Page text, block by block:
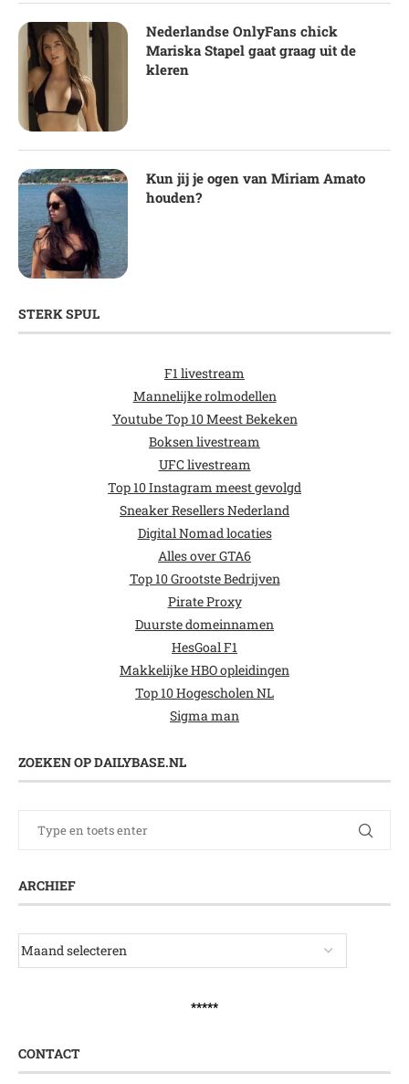
Nederlandse OnlyFans chick
Mariska Stapel gaat graag uit de
kleren
Kun jij je ogen van Miriam Amato
houden?
STERK SPUL
F1 livestream
Mannelijke rolmodellen
Youtube Top 10 Meest Bekeken
Boksen livestream
UFC livestream
Top 10 Instagram meest gevolgd
Sneaker Resellers Nederland
Digital Nomad locaties
Alles over GTA6
Top 10 Grootste Bedrijven
Pirate Proxy
Duurste domeinnamen
HesGoal F1
Makkelijke HBO opleidingen
Top 10 Hogescholen NL
Sigma man
ZOEKEN OP DAILYBASE.NL
ARCHIEF
*****
CONTACT